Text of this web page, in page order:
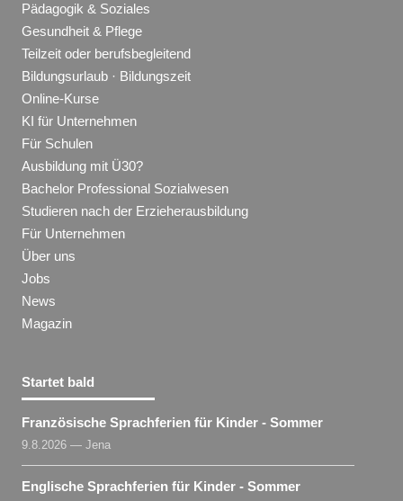
Pädagogik & Soziales
Gesundheit & Pflege
Teilzeit oder berufsbegleitend
Bildungsurlaub · Bildungszeit
Online-Kurse
KI für Unternehmen
Für Schulen
Ausbildung mit Ü30?
Bachelor Professional Sozialwesen
Studieren nach der Erzieherausbildung
Für Unternehmen
Über uns
Jobs
News
Magazin
Startet bald
Französische Sprachferien für Kinder - Sommer
9.8.2026 — Jena
Englische Sprachferien für Kinder - Sommer